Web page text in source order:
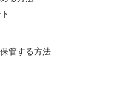
管する方法